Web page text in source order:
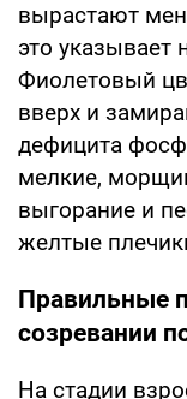
вырастают
это указывает
Фиолетовый
вверх и
дефицита
мелкие,
выгорание и
желтые
Правильные
созревании
На стадии